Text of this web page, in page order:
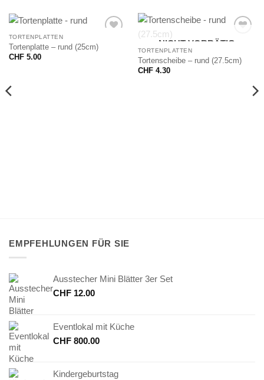
TORTENPLATTEN
Tortenplatte – rund (25cm)
CHF5.00
NICHT VORRÄTIG
TORTENPLATTEN
Tortenscheibe – rund (27.5cm)
CHF4.30
EMPFEHLUNGEN FÜR SIE
Ausstecher Mini Blätter 3er Set
CHF 12.00
Eventlokal mit Küche
CHF 800.00
Kindergeburtstag